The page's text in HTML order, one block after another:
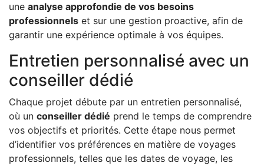
une analyse approfondie de vos besoins
professionnels et sur une gestion proactive, afin de
garantir une expérience optimale à vos équipes.
Entretien personnalisé avec un
conseiller dédié
Chaque projet débute par un entretien personnalisé,
où un conseiller dédié prend le temps de comprendre
vos objectifs et priorités. Cette étape nous permet
d’identifier vos préférences en matière de voyages
professionnels, telles que les dates de voyage, les